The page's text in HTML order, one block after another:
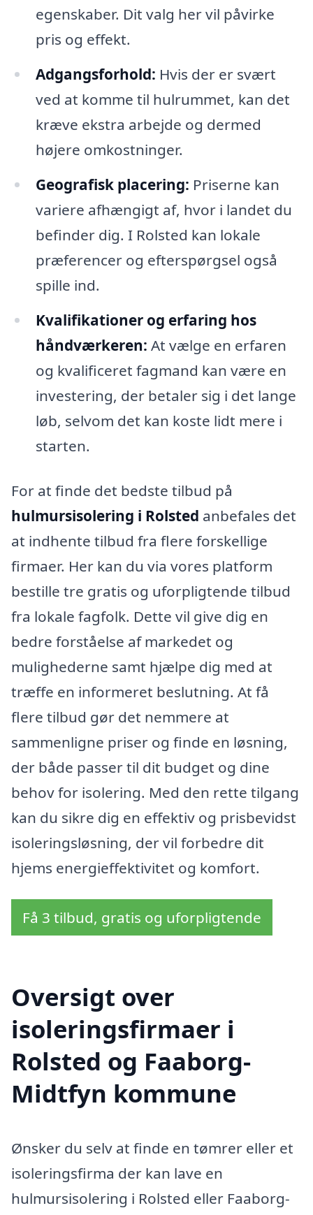
egenskaber. Dit valg her vil påvirke
pris og effekt.
Adgangsforhold: Hvis der er svært
ved at komme til hulrummet, kan det
kræve ekstra arbejde og dermed
højere omkostninger.
Geografisk placering: Priserne kan
variere afhængigt af, hvor i landet du
befinder dig. I Rolsted kan lokale
præferencer og efterspørgsel også
spille ind.
Kvalifikationer og erfaring hos
håndværkeren: At vælge en erfaren
og kvalificeret fagmand kan være en
investering, der betaler sig i det lange
løb, selvom det kan koste lidt mere i
starten.
For at finde det bedste tilbud på
hulmursisolering i Rolsted anbefales det
at indhente tilbud fra flere forskellige
firmaer. Her kan du via vores platform
bestille tre gratis og uforpligtende tilbud
fra lokale fagfolk. Dette vil give dig en
bedre forståelse af markedet og
mulighederne samt hjælpe dig med at
træffe en informeret beslutning. At få
flere tilbud gør det nemmere at
sammenligne priser og finde en løsning,
der både passer til dit budget og dine
behov for isolering. Med den rette tilgang
kan du sikre dig en effektiv og prisbevidst
isoleringsløsning, der vil forbedre dit
hjems energieffektivitet og komfort.
Få 3 tilbud, gratis og uforpligtende
Oversigt over
isoleringsfirmaer i
Rolsted og Faaborg-
Midtfyn kommune
Ønsker du selv at finde en tømrer eller et
isoleringsfirma der kan lave en
hulmursisolering i Rolsted eller Faaborg-